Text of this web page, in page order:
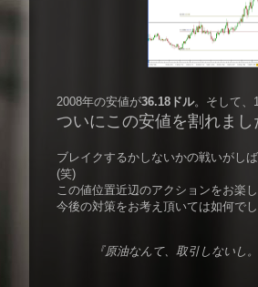
2008年の安値が36.18ドル。そして、
ついにこの安値を割れまし
ブレイクするかしないかの戦いがし
(笑)
この値位置近辺のアクションをお楽
今後の対策をお考え頂いては如何でし
『原油なんて、取引しないし